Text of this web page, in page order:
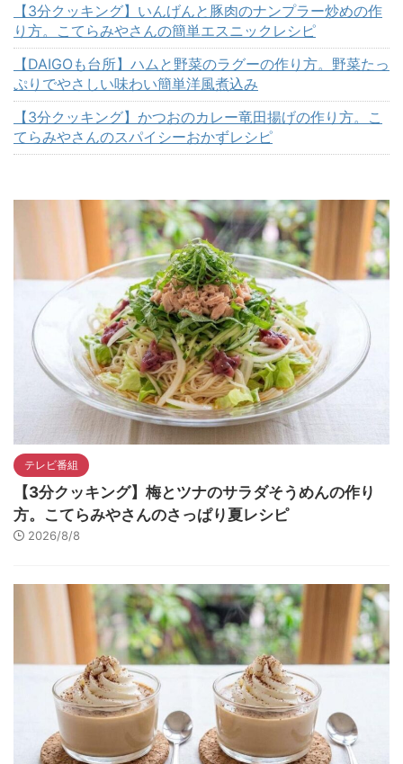
【3分クッキング】いんげんと豚肉のナンプラー炒めの作
り方。こてらみやさんの簡単エスニックレシピ
【DAIGOも台所】ハムと野菜のラグーの作り方。野菜たっ
ぷりでやさしい味わい簡単洋風煮込み
【3分クッキング】かつおのカレー竜田揚げの作り方。こ
てらみやさんのスパイシーおかずレシピ
テレビ番組
【3分クッキング】梅とツナのサラダそうめんの作り
方。こてらみやさんのさっぱり夏レシピ
2026/8/8